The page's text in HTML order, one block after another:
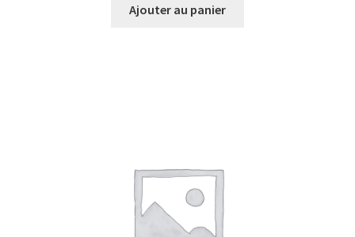
Ajouter au panier